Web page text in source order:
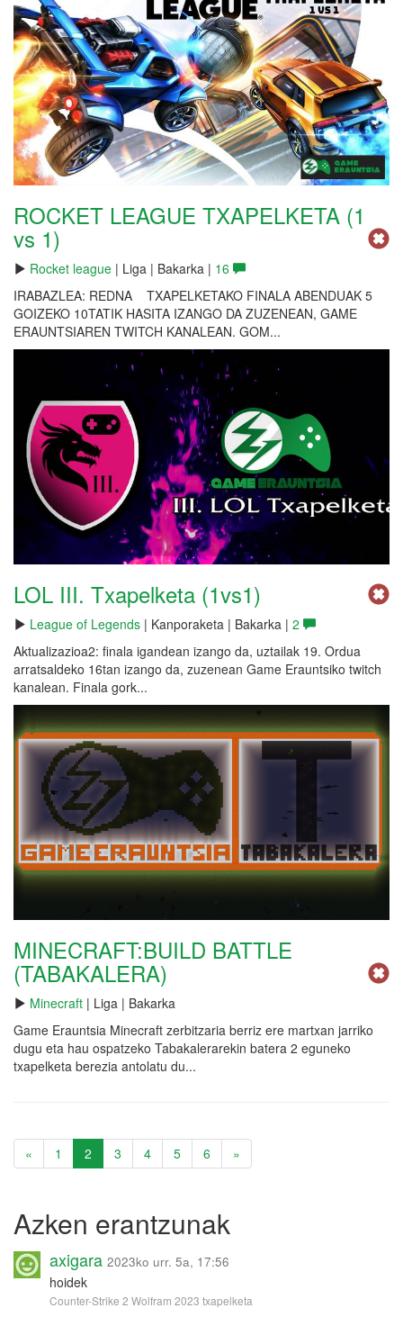
ROCKET LEAGUE TXAPELKETA (1
vs 1)
Rocket league | Liga | Bakarka | 16
IRABAZLEA: REDNA TXAPELKETAKO FINALA ABENDUAK 5
GOIZEKO 10TATIK HASITA IZANGO DA ZUZENEAN, GAME
ERAUNTSIAREN TWITCH KANALEAN. GOM...
LOL III. Txapelketa (1vs1)
League of Legends | Kanporaketa | Bakarka | 2
Aktualizazioa2: finala igandean izango da, uztailak 19. Ordua
arratsaldeko 16tan izango da, zuzenean Game Erauntsiko twitch
kanalean. Finala gork...
MINECRAFT:BUILD BATTLE
(TABAKALERA)
Minecraft | Liga | Bakarka
Game Erauntsia Minecraft zerbitzaria berriz ere martxan jarriko
dugu eta hau ospatzeko Tabakalerarekin batera 2 eguneko
txapelketa berezia antolatu du...
« 1 2 3 4 5 6 »
Azken erantzunak
axigara 2023ko urr. 5a, 17:56
hoidek
Counter-Strike 2 Wolfram 2023 txapelketa